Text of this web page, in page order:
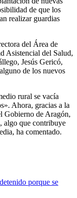
de que los
realizar guardias
del Área de
Asistencial del Salud,
Jesús Gericó,
de los nuevos
rural se vacía
Ahora, gracias a la
Gobierno de Aragón,
algo que contribuye
ha comentado.
porque se